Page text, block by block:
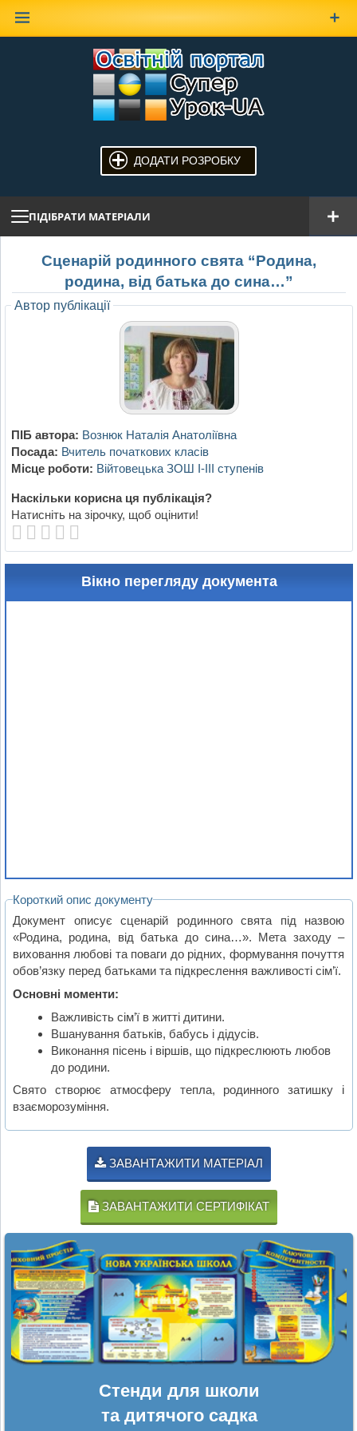
ДОДАТИ РОЗРОБКУ
ПІДІБРАТИ МАТЕРІАЛИ
Сценарій родинного свята “Родина,
родина, від батька до сина…”
Автор публікації
ПІБ автора: Вознюк Наталія Анатоліївна
Посада: Вчитель початкових класів
Місце роботи: Війтовецька ЗОШ І-ІІІ ступенів
Наскільки корисна ця публікація?
Натисніть на зірочку, щоб оцінити!
Вікно перегляду документа
Короткий опис документу
Документ описує сценарій родинного свята під назвою
«Родина, родина, від батька до сина…». Мета заходу –
виховання любові та поваги до рідних, формування почуття
обов’язку перед батьками та підкреслення важливості сім’ї.
Основні моменти:
Важливість сім’ї в житті дитини.
Вшанування батьків, бабусь і дідусів.
Виконання пісень і віршів, що підкреслюють любов
до родини.
Свято створює атмосферу тепла, родинного затишку і
взаєморозуміння.
ЗАВАНТАЖИТИ МАТЕРІАЛ
ЗАВАНТАЖИТИ СЕРТИФІКАТ
Стенди для школи
та дитячого садка